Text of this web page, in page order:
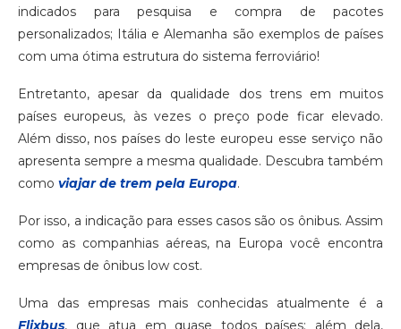
indicados para pesquisa e compra de pacotes
personalizados; Itália e Alemanha são exemplos de países
com uma ótima estrutura do sistema ferroviário!
Entretanto, apesar da qualidade dos trens em muitos
países europeus, às vezes o preço pode ficar elevado.
Além disso, nos países do leste europeu esse serviço não
apresenta sempre a mesma qualidade. Descubra também
como viajar de trem pela Europa.
Por isso, a indicação para esses casos são os ônibus. Assim
como as companhias aéreas, na Europa você encontra
empresas de ônibus low cost.
Uma das empresas mais conhecidas atualmente é a
Flixbus, que atua em quase todos países; além dela,